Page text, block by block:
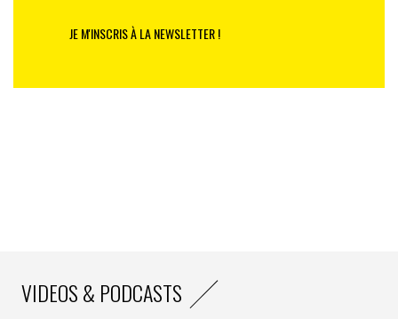
JE M'INSCRIS À LA NEWSLETTER !
VIDEOS & PODCASTS